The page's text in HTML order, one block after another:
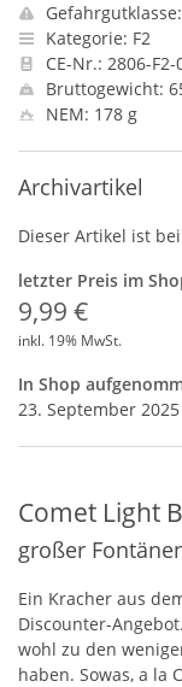
Kategorie: F2
CE-Nr.: 2806-F2-
Bruttogewicht:
NEM: 178 g
Archivartikel
Dieser Artikel ist
letzter Preis im
9,99 €
inkl. 19% MwSt.
In Shop
23. September 2025
Comet Light
großer
Ein Kracher aus
Discounter-
wohl zu den
haben. Sowas, a la